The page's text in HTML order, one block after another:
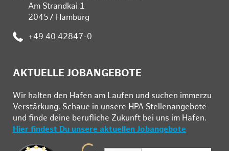
Am Strandkai 1
20457 Hamburg
Telefon:
+49 40 42847-0
AKTUELLE JOBANGEBOTE
Wir hal­ten den Ha­fen am Lau­fen und su­chen im­mer­zu
Ver­stär­kung. Schau­e in un­se­re HPA Stel­len­an­ge­bo­te
und fin­de deine be­ruf­li­che Zu­kunft bei uns im Ha­fen.
Hier findest Du unsere aktuellen Jobangebote